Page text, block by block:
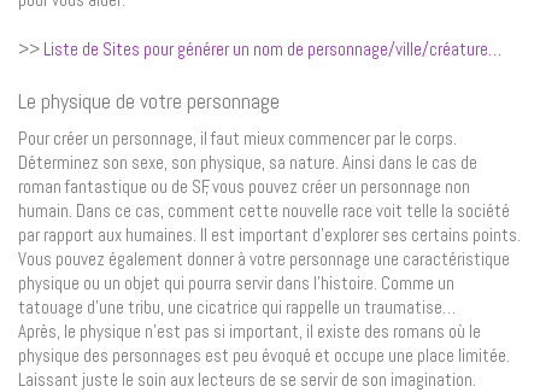
>> Liste de Sites pour générer un nom de personnage/ville/créature…
Le physique de votre personnage
Pour créer un personnage, il faut mieux commencer par le corps.
Déterminez son sexe, son physique, sa nature. Ainsi dans le cas de
roman fantastique ou de SF, vous pouvez créer un personnage non
humain. Dans ce cas, comment cette nouvelle race voit telle la société
par rapport aux humaines. Il est important d’explorer ses certains points.
Vous pouvez également donner à votre personnage une caractéristique
physique ou un objet qui pourra servir dans l’histoire. Comme un
tatouage d’une tribu, une cicatrice qui rappelle un traumatise…
Après, le physique n’est pas si important, il existe des romans où le
physique des personnages est peu évoqué et occupe une place limitée.
Laissant juste le soin aux lecteurs de se servir de son imagination.